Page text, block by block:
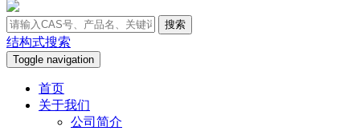
搜索
结构式搜索
Toggle navigation
首页
关于我们
公司简介